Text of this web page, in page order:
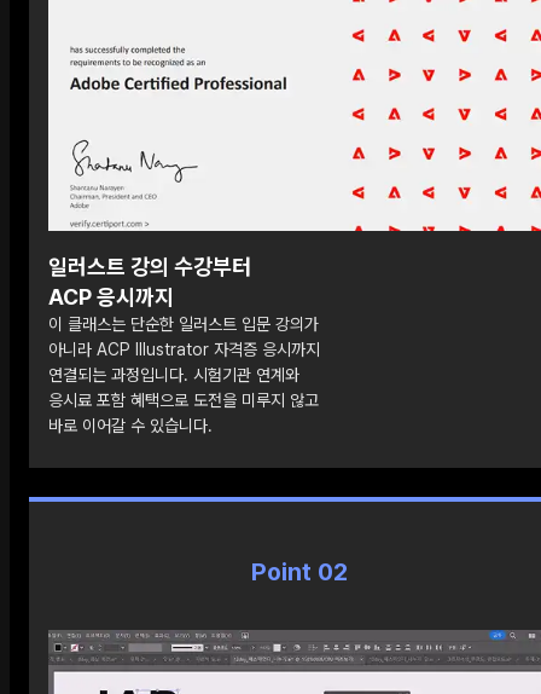
일러스트 강의 수강부터
ACP 응시까지
이 클래스는 단순한 일러스트 입문 강의가
아니라 ACP Illustrator 자격증 응시까지
연결되는 과정입니다. 시험기관 연계와
응시료 포함 혜택으로 도전을 미루지 않고
바로 이어갈 수 있습니다.
Point 02